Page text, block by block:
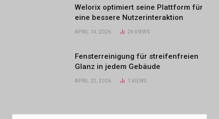
Welorix optimiert seine Plattform für
eine bessere Nutzerinteraktion
APRIL 14, 2026 26 VIEWS
Fensterreinigung für streifenfreien
Glanz in jedem Gebäude
APRIL 22, 2026 1 VIEWS